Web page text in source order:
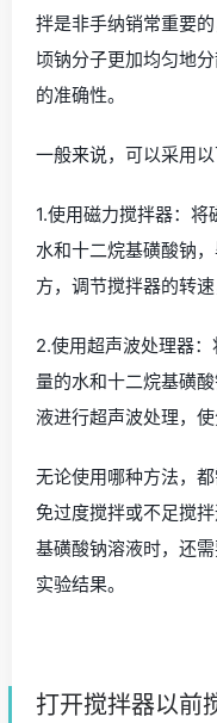
拌是非手纳销常重要
顷钠分子更加均匀地
的准确性。
一般来说，可以采用以
1.使用磁力搅拌器：
水和十二烷基磺酸钠
方，调节搅拌器的转速
2.使用超声波处理器
量的水和十二烷基磺
液进行超声波处理，
无论使用哪种方法，
免过度搅拌或不足搅
基磺酸钠溶液时，还
实验结果。
打开搅拌器以前